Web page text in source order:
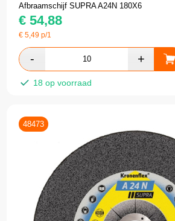
Afbraamschijf SUPRA A24N 180X6
€ 54,88
€5,49 p/1
18 op voorraad
48473